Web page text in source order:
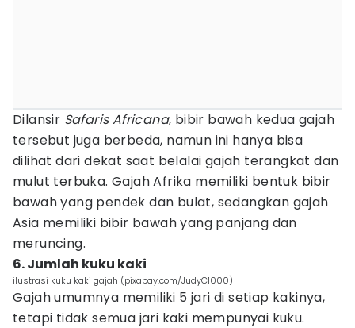
Dilansir Safaris Africana, bibir bawah kedua gajah
tersebut juga berbeda, namun ini hanya bisa
dilihat dari dekat saat belalai gajah terangkat dan
mulut terbuka. Gajah Afrika memiliki bentuk bibir
bawah yang pendek dan bulat, sedangkan gajah
Asia memiliki bibir bawah yang panjang dan
meruncing.
6. Jumlah kuku kaki
ilustrasi kuku kaki gajah (pixabay.com/JudyC1000)
Gajah umumnya memiliki 5 jari di setiap kakinya,
tetapi tidak semua jari kaki mempunyai kuku.